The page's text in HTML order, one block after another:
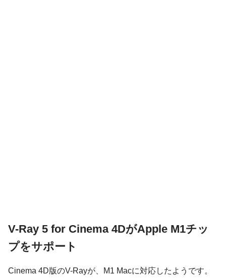
V-Ray 5 for Cinema 4DがApple M1チッ
プをサポート
Cinema 4D版のV-Rayが、M1 Macに対応したようです。